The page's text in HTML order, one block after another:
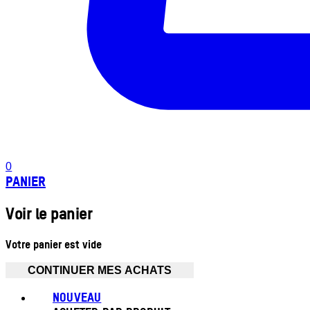
0
PANIER
Voir le panier
Votre panier est vide
CONTINUER MES ACHATS
NOUVEAU